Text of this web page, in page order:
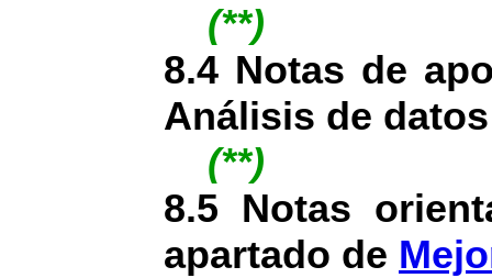
(**)
8.4 Notas de
Análisis de datos
(**)
8.5 Notas
apartado de